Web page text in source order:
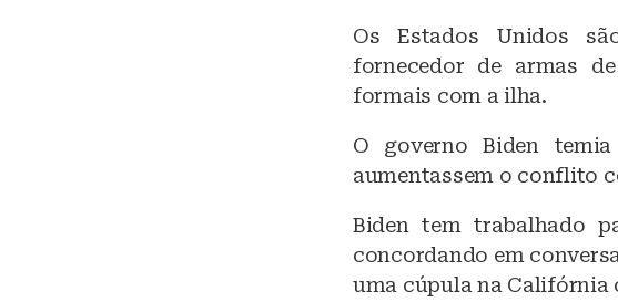
Os Estados Unidos
fornecedor de armas
formais com a ilha.
O governo Biden
aumentassem o conflito
Biden tem trabalhado
concordando em
uma cúpula na Califórnia